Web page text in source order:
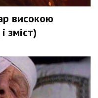
високою
зміст)